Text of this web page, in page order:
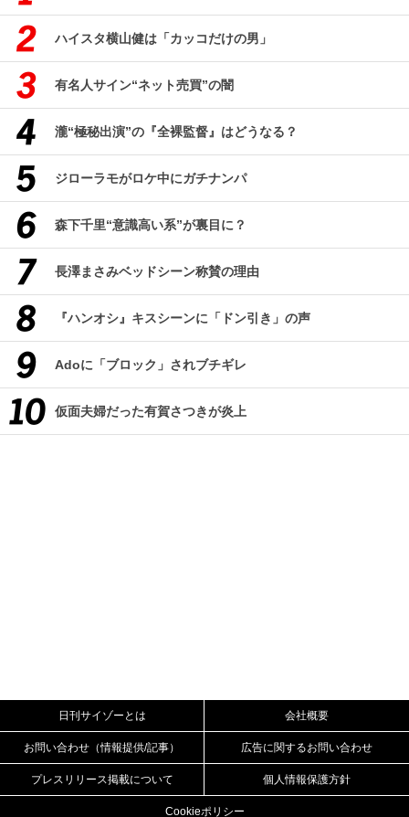
ハイスタ横山健は「カッコだけの男」
有名人サイン“ネット売買”の闇
瀧“極秘出演”の『全裸監督』はどうなる？
ジローラモがロケ中にガチナンパ
森下千里“意識高い系”が裏目に？
長澤まさみベッドシーン称賛の理由
『ハンオシ』キスシーンに「ドン引き」の声
Adoに「ブロック」されブチギレ
仮面夫婦だった有賀さつきが炎上
日刊サイゾーとは 会社概要
お問い合わせ（情報提供/記事） 広告に関するお問い合わせ
プレスリリース掲載について 個人情報保護方針
Cookieポリシー